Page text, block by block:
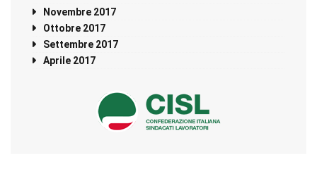
Novembre 2017
Ottobre 2017
Settembre 2017
Aprile 2017